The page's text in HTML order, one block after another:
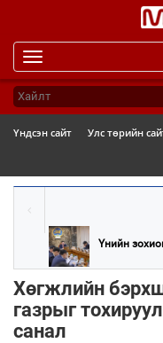
Үндсэн сайт Улс төрийн
Үнийн
Хөгжлийн
газрыг
санал